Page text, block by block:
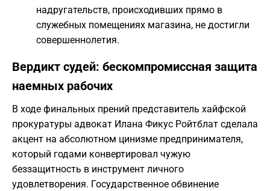
надругательств, происходивших прямо в
служебных помещениях магазина, не достигли
совершеннолетия.
Вердикт судей: бескомпромиссная защита
наемных рабочих
В ходе финальных прений представитель хайфской
прокуратуры адвокат Илана Фикус Ройтблат сделала
акцент на абсолютном цинизме предпринимателя,
который годами конвертировал чужую
беззащитность в инструмент личного
удовлетворения. Государственное обвинение